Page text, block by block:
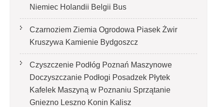
Niemiec Holandii Belgii Bus
Czarnoziem Ziemia Ogrodowa Piasek Żwir
Kruszywa Kamienie Bydgoszcz
Czyszczenie Podłóg Poznań Maszynowe
Doczyszczanie Podłogi Posadzek Płytek
Kafelek Maszyną w Poznaniu Sprzątanie
Gniezno Leszno Konin Kalisz